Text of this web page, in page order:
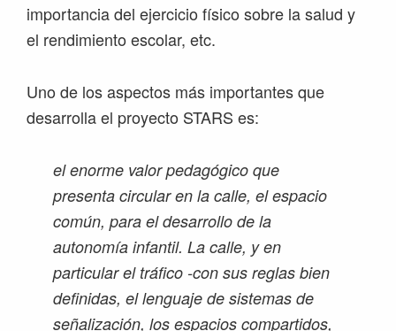
importancia del ejercicio físico sobre la salud y
el rendimiento escolar, etc.
Uno de los aspectos más importantes que
desarrolla el proyecto STARS es:
el enorme valor pedagógico que
presenta circular en la calle, el espacio
común, para el desarrollo de la
autonomía infantil. La calle, y en
particular el tráfico -con sus reglas bien
definidas, el lenguaje de sistemas de
señalización, los espacios compartidos,